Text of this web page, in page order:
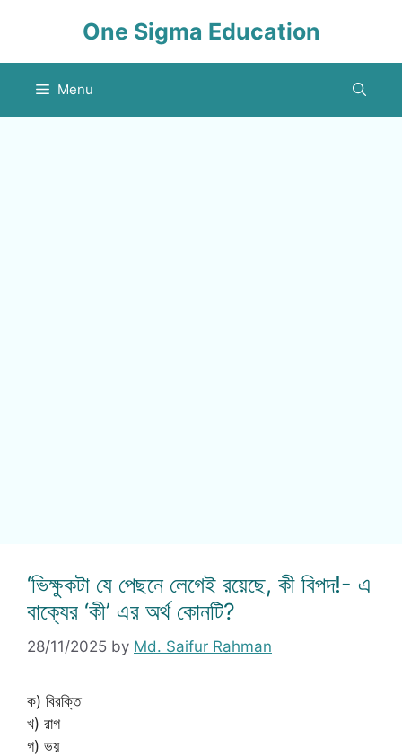
One Sigma Education
Menu
‘ভিক্ষুকটা যে পেছনে লেগেই রয়েছে, কী বিপদ!- এ
বাক্যের ‘কী’ এর অর্থ কোনটি?
28/11/2025 by Md. Saifur Rahman
ক) বিরক্তি
খ) রাগ
গ) ভয়